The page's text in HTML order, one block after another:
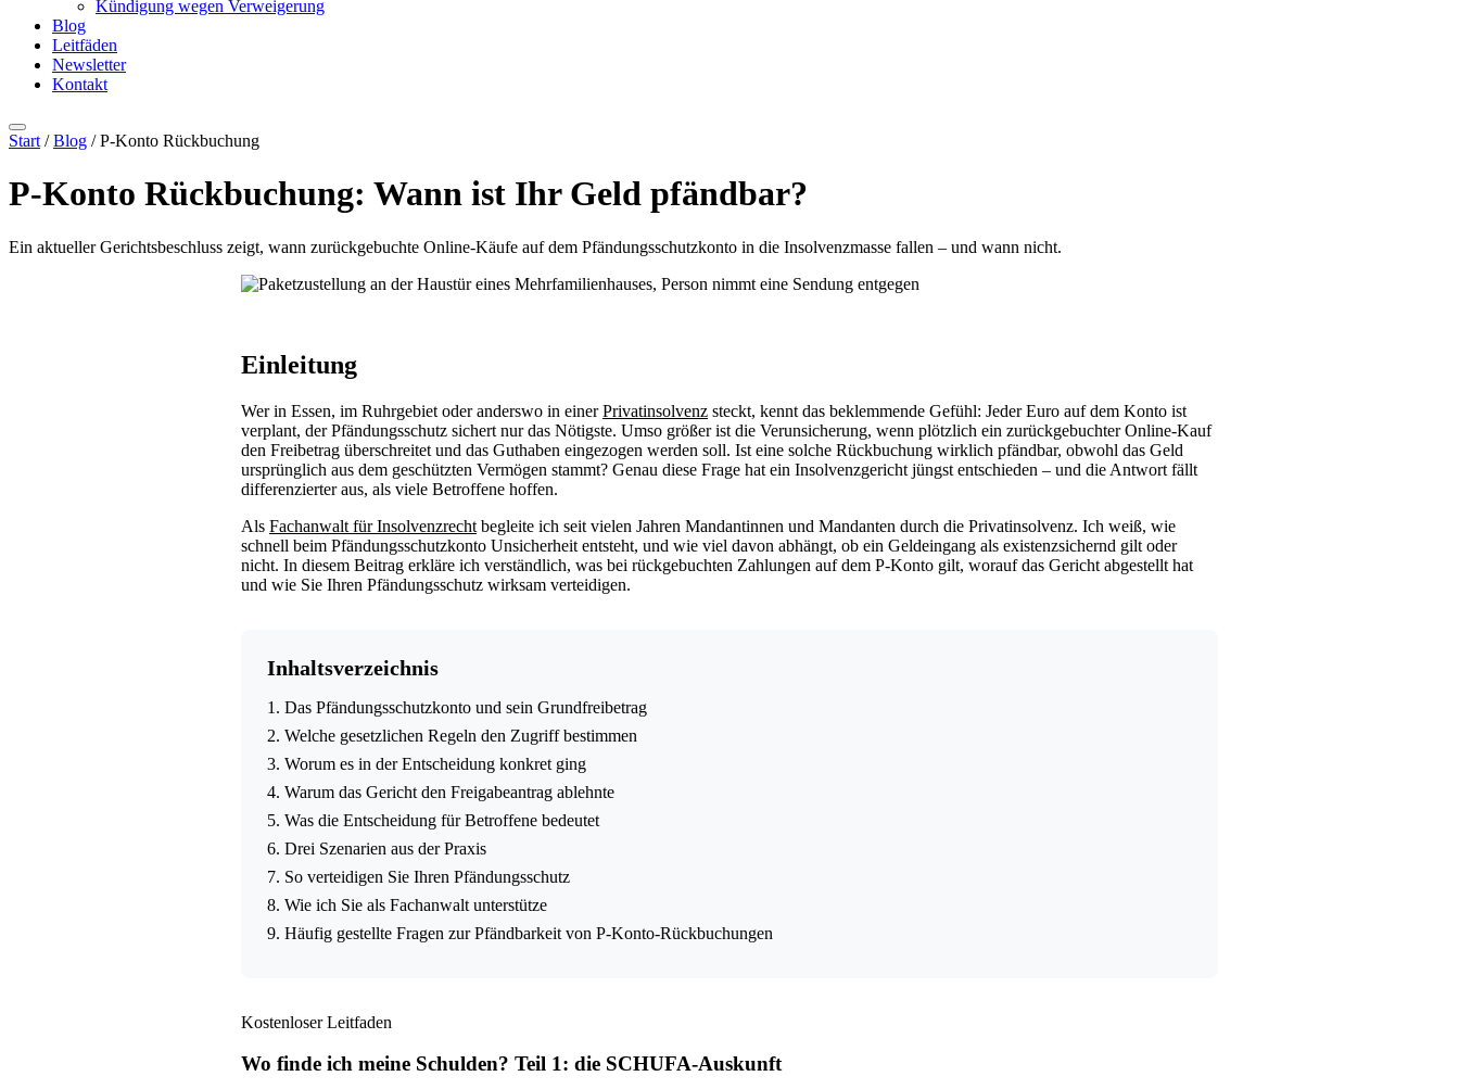
Kündigung wegen Verweigerung
Blog
Leitfäden
Newsletter
Kontakt
Start /Blog / P-Konto Rückbuchung
P-Konto Rückbuchung: Wann ist Ihr Geld pfändbar?
Ein aktueller Gerichtsbeschluss zeigt, wann zurückgebuchte Online-Käufe auf dem Pfändungsschutzkonto in die Insolvenzmasse fallen – und wann nicht.
Einleitung
Wer in Essen, im Ruhrgebiet oder anderswo in einerPrivatinsolvenz steckt, kennt das beklemmende Gefühl: Jeder Euro auf dem Konto ist
verplant, der Pfändungsschutz sichert nur das Nötigste. Umso größer ist die Verunsicherung, wenn plötzlich ein zurückgebuchter Online-Kauf
den Freibetrag überschreitet und das Guthaben eingezogen werden soll. Ist eine solche Rückbuchung wirklich pfändbar, obwohl das Geld
ursprünglich aus dem geschützten Vermögen stammt? Genau diese Frage hat ein Insolvenzgericht jüngst entschieden – und die Antwort fällt
differenzierter aus, als viele Betroffene hoffen.
Als Fachanwalt für Insolvenzrecht begleite ich seit vielen Jahren Mandantinnen und Mandanten durch die Privatinsolvenz. Ich weiß, wie
schnell beim Pfändungsschutzkonto Unsicherheit entsteht, und wie viel davon abhängt, ob ein Geldeingang als existenzsichernd gilt oder
nicht. In diesem Beitrag erkläre ich verständlich, was bei rückgebuchten Zahlungen auf dem P-Konto gilt, worauf das Gericht abgestellt hat
und wie Sie Ihren Pfändungsschutz wirksam verteidigen.
Inhaltsverzeichnis
1. Das Pfändungsschutzkonto und sein Grundfreibetrag
2. Welche gesetzlichen Regeln den Zugriff bestimmen
3. Worum es in der Entscheidung konkret ging
4. Warum das Gericht den Freigabeantrag ablehnte
5. Was die Entscheidung für Betroffene bedeutet
6. Drei Szenarien aus der Praxis
7. So verteidigen Sie Ihren Pfändungsschutz
8. Wie ich Sie als Fachanwalt unterstütze
9. Häufig gestellte Fragen zur Pfändbarkeit von P-Konto-Rückbuchungen
Kostenloser Leitfaden
Wo finde ich meine Schulden? Teil 1: die SCHUFA-Auskunft